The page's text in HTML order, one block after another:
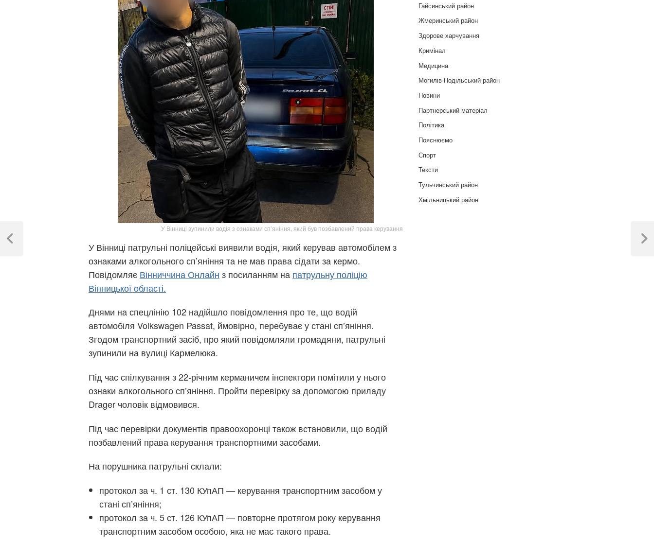
У Вінниці зупинили водія з ознаками сп’яніння, який був позбавлений права керування
У Вінниці патрульні поліцейські виявили водія, який керував автомобілем з
ознаками алкогольного сп’яніння та не мав права сідати за кермо.
Повідомляє Вінниччина Онлайн з посиланням на патрульну поліцію
Вінницької області.
Днями на спецлінію 102 надійшло повідомлення про те, що водій
автомобіля Volkswagen Passat, ймовірно, перебуває у стані сп’яніння.
Згодом транспортний засіб, про який повідомляли громадяни, патрульні
зупинили на вулиці Кармелюка.
Під час спілкування з 22-річним керманичем інспектори помітили у нього
ознаки алкогольного сп’яніння. Пройти перевірку за допомогою приладу
Drager чоловік відмовився.
Під час перевірки документів правоохоронці також встановили, що водій
позбавлений права керування транспортними засобами.
На порушника патрульні склали:
протокол за ч. 1 ст. 130 КУпАП — керування транспортним засобом у
стані сп’яніння;
протокол за ч. 5 ст. 126 КУпАП — повторне протягом року керування
транспортним засобом особою, яка не має такого права.
записів
Previous
Next
Гайсинський район
Жмеринський район
Здорове харчування
Кримінал
Медицина
Могилів-Подільський район
Новини
Партнерський матеріал
Політика
Пояснюємо
Спорт
Тексти
Тульчинський район
Хмільницький район